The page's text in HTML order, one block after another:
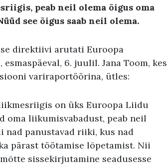
peab neil olema õigus oma
see õigus saab neil olema.
direktiivi arutati Euroopa
6. juulil. Jana Toom, kes
variraportöörina, ütles:
on üks Euroopa Liidu
oma liikumisvabadust, peab neil
nad panustavad riiki, kus nad
pärast töötamise lõpetamist. Nii
sissekirjutamine seadusesse